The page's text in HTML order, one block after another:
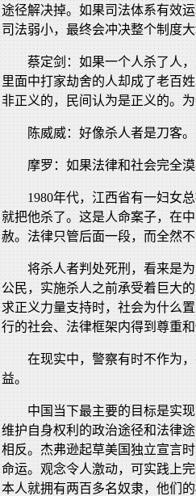
途径解决掉。如果司法体系有效
司法弱小，最终会冲决整个制度
蔡定剑：如果一个人杀了人
里面中打家劫舍的人却成了老百
非正义的，民间认为是正义的。
陈威威：好像杀人者是刀客。
摩罗：如果法律和社会完全
1980年代，江西省有一妇女
就把他杀了。这是人命案子，在
赦。法律只管后面一段，而全然
将杀人者判处死刑，看来是
公民，实施杀人之前承受着巨大
求正义力量支持时，社会为什么
行的社会、法律框架内得到尊重
在现实中，警察有时不作为
益。
中国当下最主要的目标是实
维护自身权利的政治途径和法律
相反。杰弗逊起草美国独立宣言
命运。观念令人激动，可实践上
本人就拥有两百多名奴隶，他们